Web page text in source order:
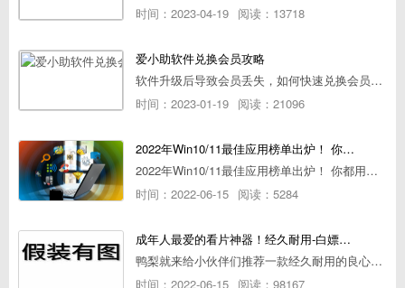
时间：2023-04-19 阅读：13718
爱小助软件兑换会员攻略
软件升级后导致会员丢失，如何快速兑换会员详细攻略
时间：2023-01-19 阅读：21096
2022年Win10/11最佳应用榜单出炉！ 你都用过几个？
2022年Win10/11最佳应用榜单出炉！ 你都用过几个？
时间：2022-06-15 阅读：5284
成年人最爱的看片神器！经久耐用-白嫖全网资源
鸭梨就来给小伙伴们推荐一款经久耐用的良心播放器，资源齐全无广告，可以放心使用~
时间：2022-06-15 阅读：98167